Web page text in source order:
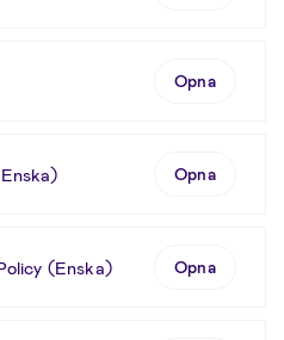
Opna
Opna
(Enska) Opna